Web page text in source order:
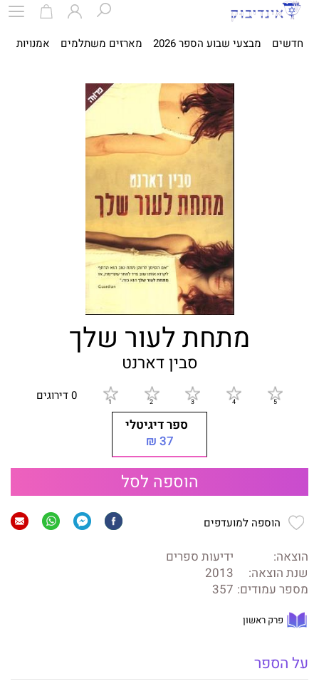
חדשים מבצעי שבוע הספר 2026 מארזים משתלמים אמנויות
מתחת לעור שלך
סבין דארנט
0 דירוגים
ספר דיגיטלי
37 ₪
הוספה לסל
הוספה למועדפים
הוצאה:
ידיעות ספרים
שנת הוצאה:
2013
מספר עמודים: 357
פרק ראשון
על הספר